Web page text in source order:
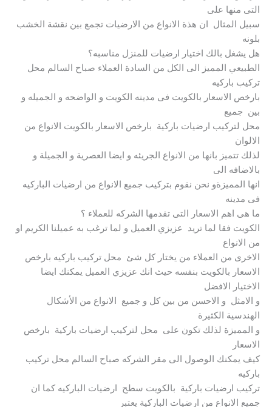
التى منها على
سبيل المثال ان هذة الانواع من الارضيات تجمع بين نقشة الخشب
بلونه
هل يشغل بالك اختيار ارضيات للمنزل مناسبه؟
الطبيعي المميز الى الكل من السادة العملاء صباح السالم محل
تركيب باركيه
بارخص الاسعار بالكويت فى مدينه الكويت و الواضحه و الجميله و
بين جميع
محل لتركيب ارضيات باركية بارخص الاسعار بالكويت الانواع من
الالوان
لذلك تتميز بانها من الانواع الجريئه و ايضا العصرية و الجميلة و
بالاضافه الى
انها المميزةو نحن نقوم بتركيب جميع الانواع من ارضيات الباركيه
فى مدينه
ما هى اهم الاسعار التى تقدمها الشركه للعملاء ؟
الكويت فقا لما تريد عزيزي العميل و لما ترغب به عميلنا الكريم او
من الانواع
الاخرى من العملاء من يختار كل شئ محل تركيب باركيه بارخص
الاسعار بالكويت بنفسه حيث انك عزيزي العميل يمكنك ايضا
الاختيار الافضل
و الامثل و الاحسن من بين كل و جميع الانواع من الأشكال
الهندسية الكثيرة
و المميزة لذلك تكون على محل لتركيب ارضيات باركية بارخص
الاسعار
كيف يمكنك الوصول الى مقر الشركه صباح السالم محل تركيب
باركيه
تركيب ارضيات باركية بالكويت سطح ارضيات الباركيه كما ان
جميع الانواع من ارضيات الباركية يعتبر